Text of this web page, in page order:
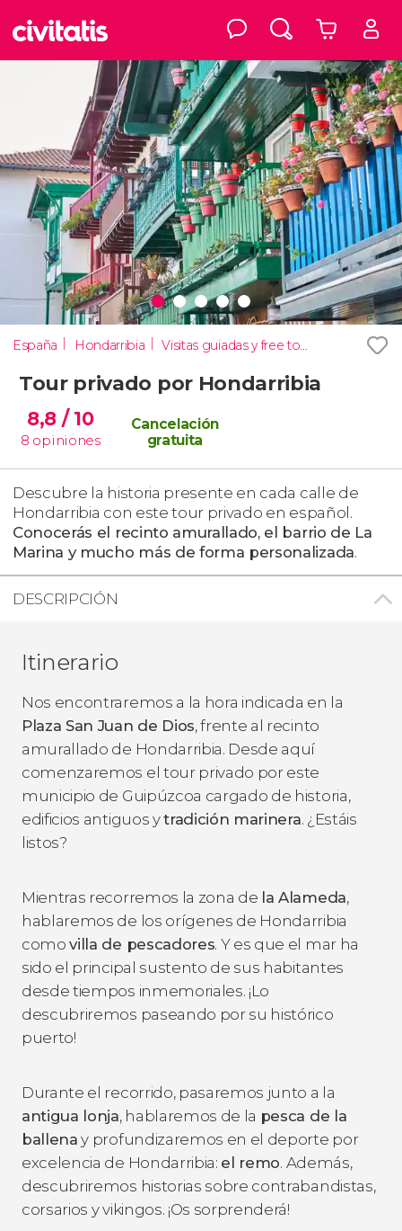
España Hondarribia Visitas guiadas y free tours
Tour privado por Hondarribia
8,8 / 10
8 opiniones
Cancelación
gratuita
Descubre la historia presente en cada calle de
Hondarribia con este tour privado en español.
Conocerás el recinto amurallado, el barrio de La
Marina y mucho más de forma personalizada.
DESCRIPCIÓN
Itinerario
Nos encontraremos a la hora indicada en la
Plaza San Juan de Dios, frente al recinto
amurallado de Hondarribia. Desde aquí
comenzaremos el tour privado por este
municipio de Guipúzcoa cargado de historia,
edificios antiguos ytradición marinera. ¿Estáis
listos?
Mientras recorremos la zona de la Alameda,
hablaremos de los orígenes de Hondarribia
comovilla de pescadores. Y es que el mar ha
sido el principal sustento de sus habitantes
desde tiempos inmemoriales. ¡Lo
descubriremos paseando por su histórico
puerto!
Durante el recorrido, pasaremos junto a la
antigua lonja, hablaremos de la pesca de la
ballena y profundizaremos en el deporte por
excelencia de Hondarribia: el remo. Además,
descubriremos historias sobre contrabandistas,
corsarios y vikingos. ¡Os sorprenderá!